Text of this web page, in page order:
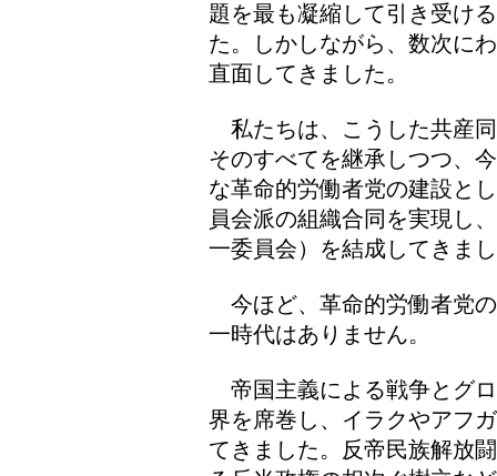
題を最も凝縮して引き受け
た。しかしながら、数次に
直面してきました。
私たちは、こうした共産
そのすべてを継承しつつ、
な革命的労働者党の建設と
員会派の組織合同を実現し
一委員会）を結成してきま
今ほど、革命的労働者党
一時代はありません。
帝国主義による戦争とグ
界を席巻し、イラクやアフ
てきました。反帝民族解放